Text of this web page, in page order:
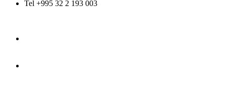
Tel +995 32 2 193 003